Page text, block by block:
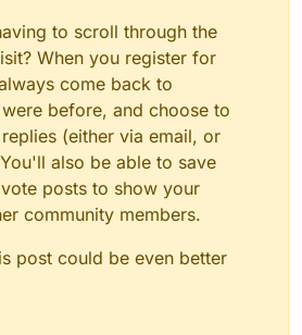
to scroll through the
When you register for
come back to
before, and choose to
(either via email, or
also be able to save
posts to show your
community members.
post could be even better